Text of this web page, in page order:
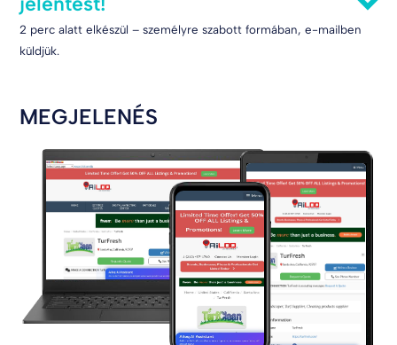
2 perc alatt elkészül – személyre szabott formában, e-mailben
küldjük.
MEGJELENÉS